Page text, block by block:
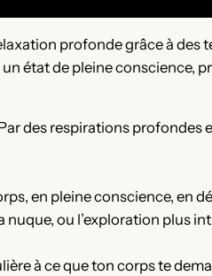
profonde grâce à des
état de pleine conscience,
des respirations
en pleine conscience, en
ou l’exploration plus
à ce que ton corps te